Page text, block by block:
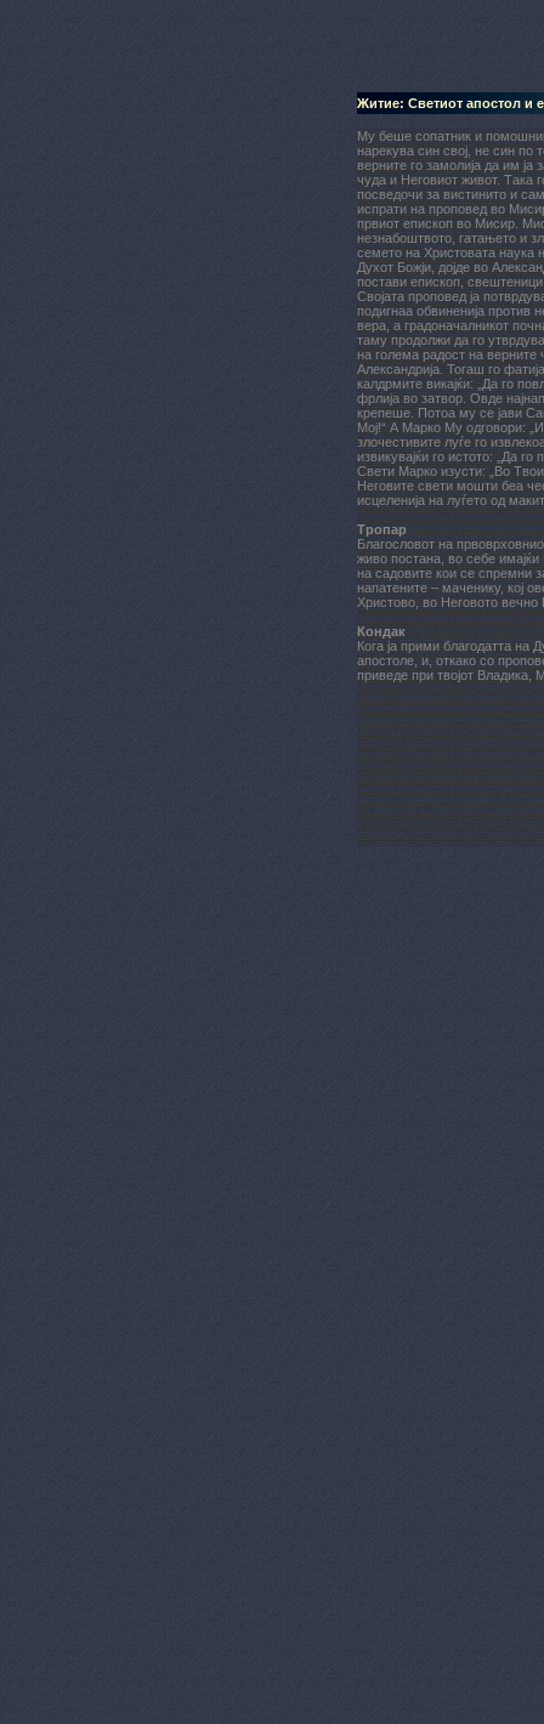
Житие: Светиот апостол и
Му беше сопатник и
нарекува син свој, не син
верните го замолија да им
чуда и Неговиот живот. Така
посведочи за вистинито и
испрати на проповед во
првиот епископ во Мисир.
незнабоштвото, гатањето и
семето на Христовата наука
Духот Божји, дојде во
постави епископ,
Својата проповед ја
подигнаа обвиненија против
вера, а градоначалникот
таму продолжи да го
на голема радост на верните
Александрија. Тогаш го
калдрмите викајќи: „Да го
фрлија во затвор. Овде
крепеше. Потоа му се јави
Мој!“ А Марко Му одговори:
злочестивите луѓе го
извикувајќи го истото: „Да
Свети Марко изусти: „Во
Неговите свети мошти беа
исцеленија на луѓето од
Тропар
Благословот на
живо постана, во себе имајќи
на садовите кои се спремни
напатените – маченику, кој
Христово, во Неговото
Кондак
Кога ја прими благодатта на
апостоле, и, откако со
приведе при твојот Владика,